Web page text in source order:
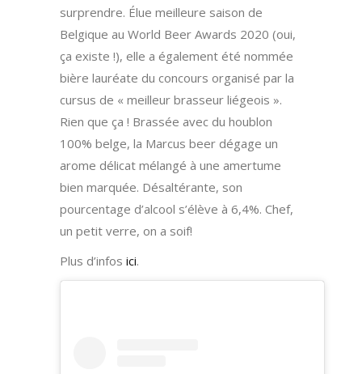
surprendre. Élue meilleure saison de
Belgique au World Beer Awards 2020 (oui,
ça existe !), elle a également été nommée
bière lauréate du concours organisé par la
cursus de « meilleur brasseur liégeois ».
Rien que ça ! Brassée avec du houblon
100% belge, la Marcus beer dégage un
arome délicat mélangé à une amertume
bien marquée. Désaltérante, son
pourcentage d’alcool s’élève à 6,4%. Chef,
un petit verre, on a soif!
Plus d’infos ici.